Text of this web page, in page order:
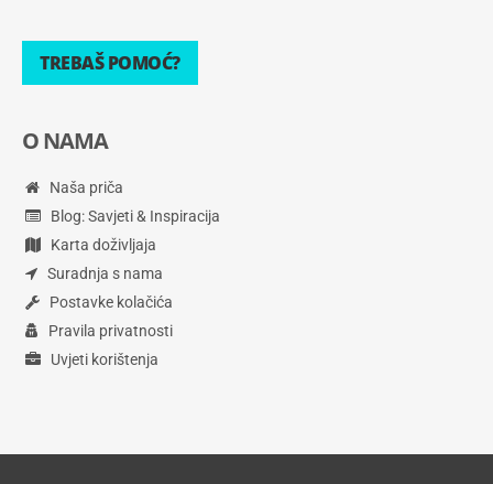
TREBAŠ POMOĆ?
O NAMA
Naša priča
Blog: Savjeti & Inspiracija
Karta doživljaja
Suradnja s nama
Postavke kolačića
Pravila privatnosti
Uvjeti korištenja